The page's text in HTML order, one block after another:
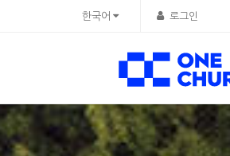
한국어 로그인
Sketchbook5, 스케